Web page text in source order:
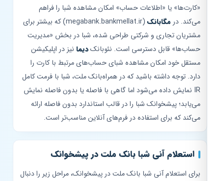
«کارت‌ها» یا «اطلاعات حساب» امکان مشاهده شبا را فراهم
می‌کند. درمگابانک
(megabank.bankmellat.ir) که بیشتر برای
مشتریان تجاری و شرکتی طراحی شده، شبا در بخش «مدیریت
حساب‌ها» قابل دسترسی است. نئوبانکدیمانیز در اپلیکیشن
مستقل خود امکان مشاهده شبای حساب‌های مرتبط با کارت را
دارد. توجه داشته باشید که در همراه‌بانک ملت، شبا با فرمت کامل
IR نمایش داده می‌شود اما گاهی با فاصله یا بدون فاصله نمایش
می‌یابد؛ پیشخوانک شبا را در قالب استاندارد بدون فاصله ارائه
می‌کند که برای استفاده در فرم‌های آنلاین مناسب‌تر است.
استعلام آنی شبا بانک ملت در پیشخوانک
برای استعلام آنی شبا بانک ملت در پیشخوانک، مراحل زیر را دنبال